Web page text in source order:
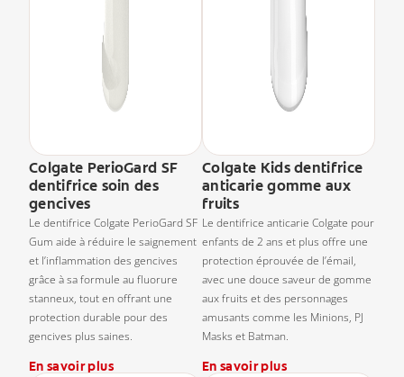
Colgate PerioGard SF
dentifrice soin des
gencives
Le dentifrice Colgate PerioGard SF
Gum aide à réduire le saignement
et l’inflammation des gencives
grâce à sa formule au fluorure
stanneux, tout en offrant une
protection durable pour des
gencives plus saines.
En savoir plus
Colgate Kids dentifrice
anticarie gomme aux
fruits
Le dentifrice anticarie Colgate pour
enfants de 2 ans et plus offre une
protection éprouvée de l’émail,
avec une douce saveur de gomme
aux fruits et des personnages
amusants comme les Minions, PJ
Masks et Batman.
En savoir plus